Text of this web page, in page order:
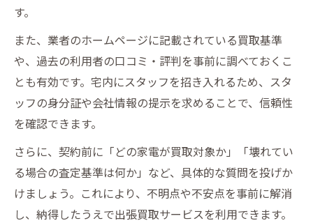
す。
また、業者のホームページに記載されている買取基準
や、過去の利用者の口コミ・評判を事前に調べておくこ
とも有効です。宅内にスタッフを招き入れるため、スタ
ッフの身分証や会社情報の提示を求めることで、信頼性
を確認できます。
さらに、契約前に「どの家電が買取対象か」「壊れてい
る場合の査定基準は何か」など、具体的な質問を投げか
けましょう。これにより、不明点や不安点を事前に解消
し、納得したうえで出張買取サービスを利用できます。